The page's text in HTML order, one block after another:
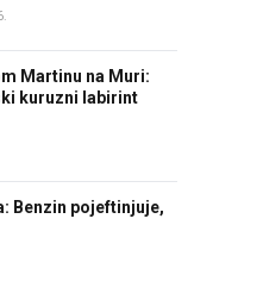
Martinu na Muri:
kuruzni labirint
Benzin pojeftinjuje,